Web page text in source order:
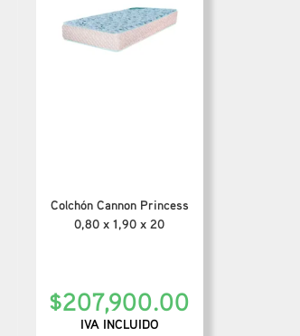
Colchón Cannon Princess
0,80 x 1,90 x 20
$207,900.00
IVA INCLUIDO